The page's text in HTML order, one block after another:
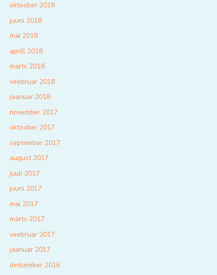
oktoober 2018
juuni 2018
mai 2018
aprill 2018
märts 2018
veebruar 2018
jaanuar 2018
november 2017
oktoober 2017
september 2017
august 2017
juuli 2017
juuni 2017
mai 2017
märts 2017
veebruar 2017
jaanuar 2017
detsember 2016